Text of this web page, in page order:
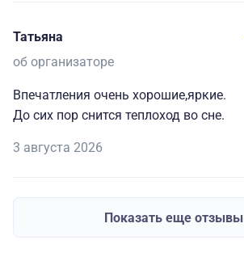
Татьяна
об организаторе
Впечатления очень хорошие,яркие.
До сих пор снится теплоход во сне.
3 августа 2026
Показать еще отзывы